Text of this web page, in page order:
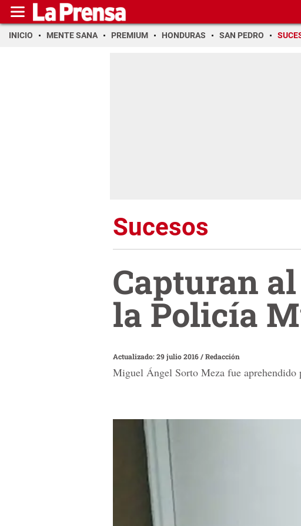
INICIO MENTE SANA PREMIUM HONDURAS SAN PEDRO
Sucesos
Capturan
la Policía
Actualizado: 29 julio 2016/Redacción
Miguel Ángel Sorto Meza fue